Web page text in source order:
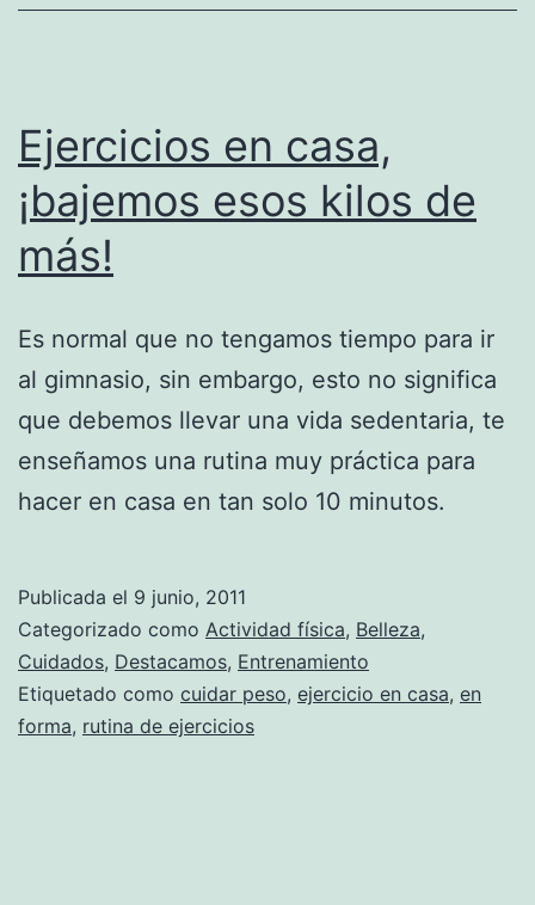
Ejercicios en casa,
¡bajemos esos kilos de
más!
Es normal que no tengamos tiempo para ir
al gimnasio, sin embargo, esto no significa
que debemos llevar una vida sedentaria, te
enseñamos una rutina muy práctica para
hacer en casa en tan solo 10 minutos.
Publicada el 9 junio, 2011
Categorizado como Actividad física, Belleza,
Cuidados, Destacamos, Entrenamiento
Etiquetado como cuidar peso, ejercicio en casa, en
forma, rutina de ejercicios